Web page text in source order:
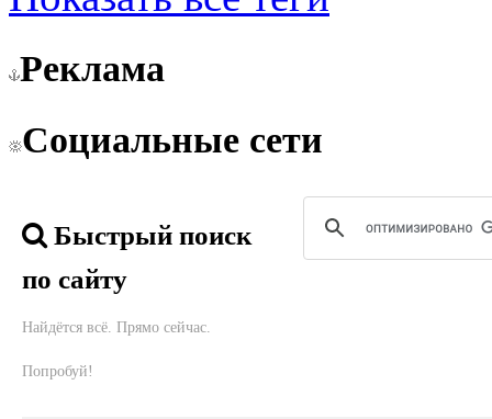
Реклама
Социальные сети
Быстрый поиск
по сайту
Найдётся всё. Прямо сейчас.
Попробуй!